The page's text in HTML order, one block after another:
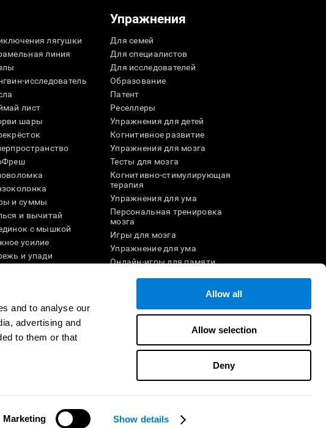
and to analyse our
advertising and
to them or that
Marketing Show details
Allow all
Allow selection
Deny
лягушки
линия
исследователь
лист
шары
и суммы
и вычитай
с мышкой
усилие
и упади
и птицы
игр ...
Упражнения
Для семей
Для специалистов
Для исследователей
Образование
Патент
Реселлеры
Упражнения для детей
Когнитивное развитие
Упражнения для мозга
Тесты для мозга
Когнитивно-стимулирующая
терапия
Упражнения для ума
Персональная тренировка
мозга
Игры для мозга
Упражнение для ума
Онлайн-игры для памяти
Понимание прочитанного
Одарённые дети
Стать реселлером
Свяжитесь с нами
CogniFit Inc © 2026